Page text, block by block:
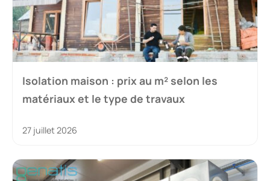
Isolation maison : prix au m² selon les
matériaux et le type de travaux
27 juillet 2026